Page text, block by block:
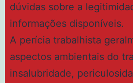
dúvidas sobre a
informações disponíveis.
A perícia trabalhista
aspectos ambientais do
insalubridade,